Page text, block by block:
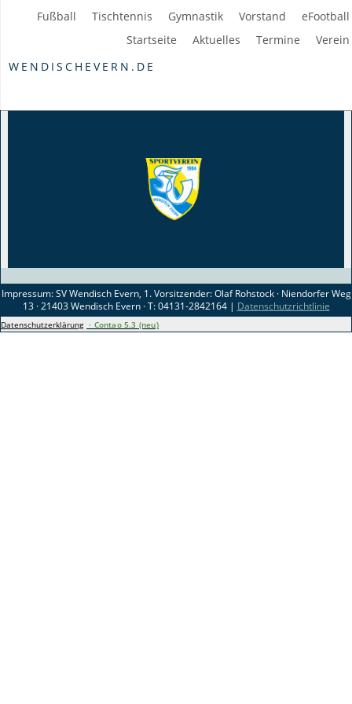
eFootball
Vorstand
Gymnastik
Tischtennis
Fußball
Verein
Termine
Aktuelles
Startseite
WENDISCHEVERN.DE
Impressum: SV Wendisch Evern, 1. Vorsitzender: Olaf Rohstock · Niendorfer Weg
13 · 21403 Wendisch Evern · T: 04131-2842164 | Datenschutzrichtlinie
Datenschutzerklärung